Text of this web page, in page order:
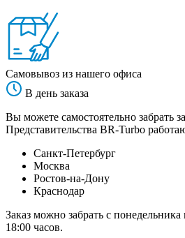
Самовывоз из нашего офиса
В день заказа
Вы можете самостоятельно забрать
Представительства BR-Turbo
Санкт-Петербург
Москва
Ростов-на-Дону
Краснодар
Заказ можно забрать с
18:00 часов.